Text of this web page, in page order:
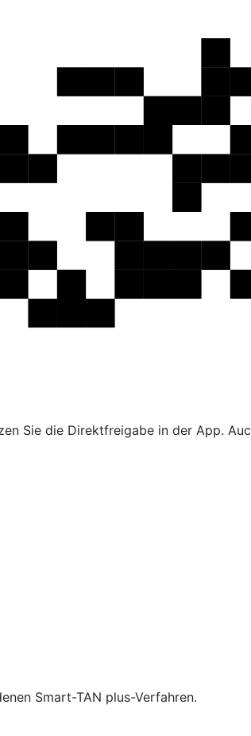
Sie die Direktfreigabe in der App.
Smart-TAN plus-Verfahren.